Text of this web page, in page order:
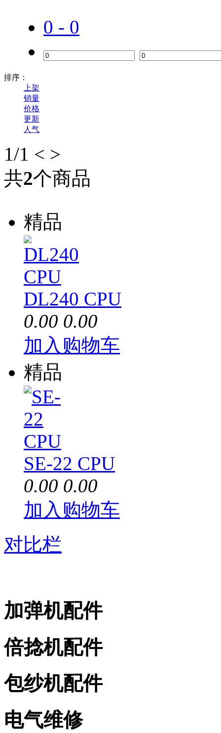
0 - 0
排序：
上架
销量
价格
更新
人气
1/1 < >
共2个商品
精品
DL240 CPU
0.00 0.00
加入购物车
精品
SE-22 CPU
0.00 0.00
加入购物车
对比栏
加弹机配件
倍捻机配件
包纱机配件
电气维修